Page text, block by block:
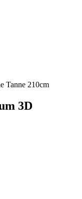
Tanne 210cm
3D